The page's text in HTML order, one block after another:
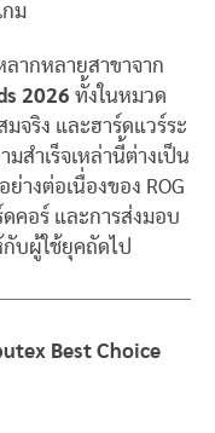
กม
ลากหลายสาขาจาก
2026 ทั้งในหมวด
จริง และฮาร์ดแวร์ระ
สำเร็จเหล่านี้ต่างเป็น
างต่อเนื่องของ ROG
ดคอร์ และการส่งมอบ
บผู้ใช้ยุคถัดไป
Best Choice